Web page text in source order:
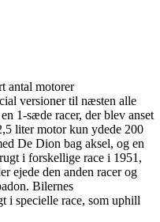
antal motorer
versioner til næsten alle
1-sæde racer, der blev anset
liter motor kun ydede 200
De Dion bag aksel, og en
i forskellige race i 1951,
ejede den anden racer og
Bilernes
i specielle race, som uphill